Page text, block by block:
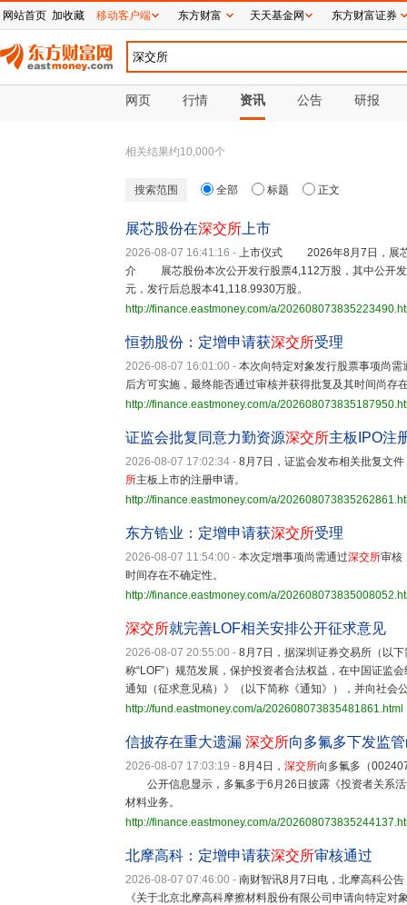
网页 行情 资讯 公告 研报
相关结果约10,000个
搜索范围 全部 标题 正文
展芯股份在深交所 上市
2026-08-07 16:41:16 - 上市仪式 2026年8月7日，展芯
介 展芯股份本次公开发行股票4,112万股，其中公开发
元，发行后总股本41,118.9930万股。
http://finance.eastmoney.com/a/
恒勃股份：定增申请获深交所受理
2026-08-07 16:01:00 - 本次向特定对象发行股票事项尚需
后方可实施，最终能否通过审核并获得批复及其时间尚存
http://finance.eastmoney.com/a/
证监会批复同意力勤资源深交所主板IPO注
2026-08-07 17:02:34 - 8月7日，证监会发布相关批复文
所主板上市的注册申请。
http://finance.eastmoney.com/a/
东方锆业：定增申请获深交所受理
2026-08-07 11:54:00 - 本次定增事项尚需通过深交所审核
时间存在不确定性。
http://finance.eastmoney.com/a/
深交所就完善LOF相关安排公开征求意见
2026-08-07 20:55:00 - 8月7日，据深圳证券交易所（以下
称“LOF”）规范发展，保护投资者合法权益，在中国证监
通知（征求意见稿）》（以下简称《通知》），并向社会
http://fund.eastmoney.com/a/202608073835481861.html
信披存在重大遗漏 深交所向多氟多下发监
2026-08-07 17:03:19 - 8月4日， 深交所向多氟多（
公开信息显示，多氟多于6月26日披露《投资者关系活
材料业务。
http://finance.eastmoney.com/a/
北摩高科：定增申请获深交所审核通过
2026-08-07 07:46:00 - 南财智讯8月7日电，北摩高科公
《关于北京北摩高科摩擦材料股份有限公司申请向特定对
网站首页 加收藏 移动客户端 东方财富 天天基金网 东方财富证券